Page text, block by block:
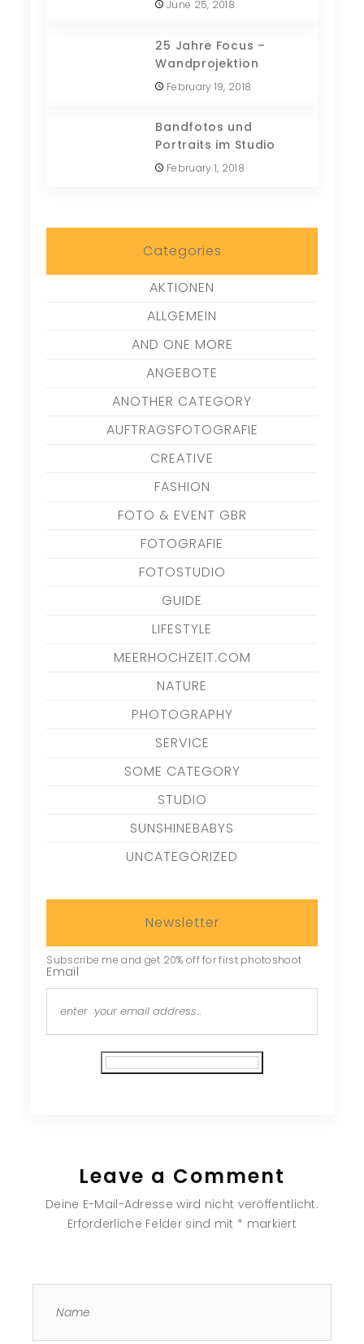
June 25, 2018
25 Jahre Focus –
Wandprojektion
February 19, 2018
Bandfotos und
Portraits im Studio
February 1, 2018
Categories
AKTIONEN
ALLGEMEIN
AND ONE MORE
ANGEBOTE
ANOTHER CATEGORY
AUFTRAGSFOTOGRAFIE
CREATIVE
FASHION
FOTO & EVENT GBR
FOTOGRAFIE
FOTOSTUDIO
GUIDE
LIFESTYLE
MEERHOCHZEIT.COM
NATURE
PHOTOGRAPHY
SERVICE
SOME CATEGORY
STUDIO
SUNSHINEBABYS
UNCATEGORIZED
Newsletter
Subscribe me and get 20% off for first photoshoot
Email
Leave a Comment
Deine E-Mail-Adresse wird nicht veröffentlicht.
Erforderliche Felder sind mit * markiert